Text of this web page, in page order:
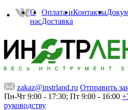
О
нас
Оплата и
Доставка
Контакты
zakaz@instrland.ru Отправить
Пн-Чт 9:00 - 17:30; Пт 9:00 - 16:00
руководству